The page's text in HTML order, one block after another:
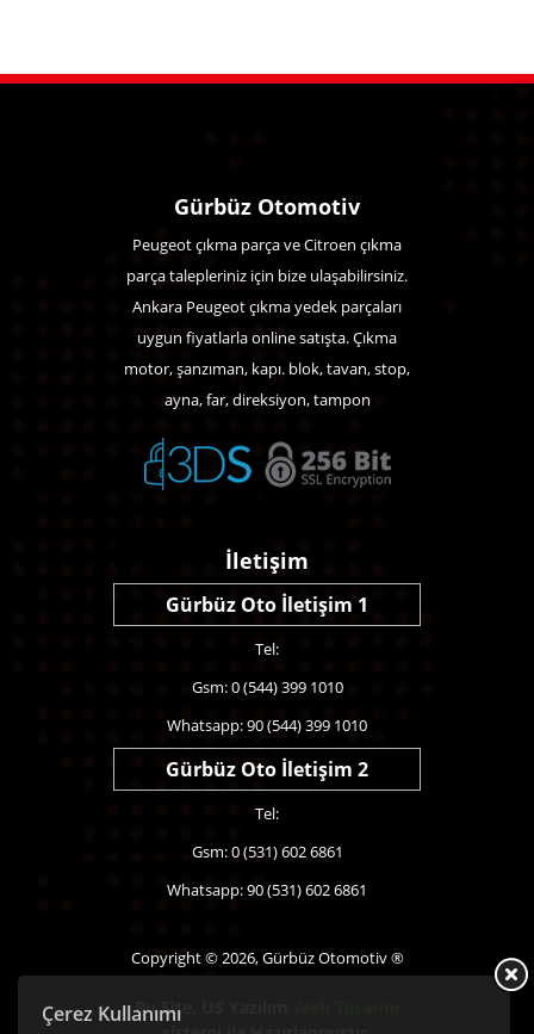
Çerez Kullanımı
Gürbüz Otomotiv
Peugeot çıkma parça ve Citroen çıkma
parça talepleriniz için bize ulaşabilirsiniz.
Ankara Peugeot çıkma yedek parçaları
uygun fiyatlarla online satışta. Çıkma
motor, şanzıman, kapı. blok, tavan, stop,
ayna, far, direksiyon, tampon
İletişim
Gürbüz Oto İletişim 1
Tel:
Gsm: 0 (544) 399 1010
Whatsapp: 90 (544) 399 1010
Gürbüz Oto İletişim 2
Tel:
Gsm: 0 (531) 602 6861
Whatsapp: 90 (531) 602 6861
Copyright © 2026, Gürbüz Otomotiv ®
Bu Site,